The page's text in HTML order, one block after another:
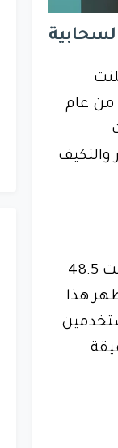
الثاني من عام
وفقًا للتقرير المالي حقق قسم البحث في جوجل وحده إيرادات بلغت 48.5
هذا